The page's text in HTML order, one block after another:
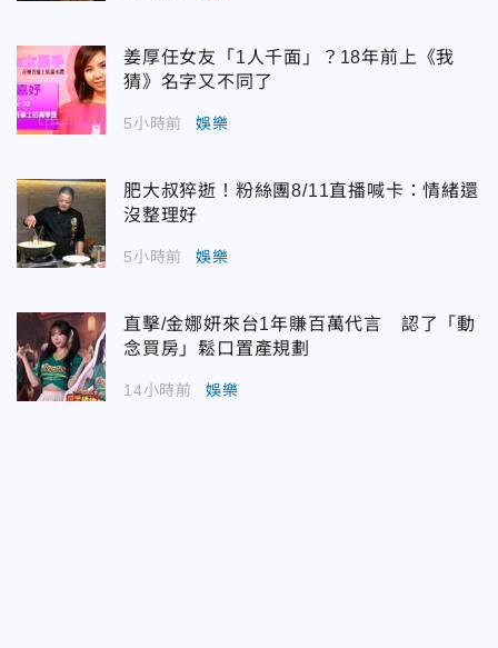
姜厚任女友「1人千面」？18年前上《我
猜》名字又不同了
5小時前 娛樂
肥大叔猝逝！粉絲團8/11直播喊卡：情緒還
沒整理好
5小時前 娛樂
直擊/金娜妍來台1年賺百萬代言 認了「動
念買房」鬆口置產規劃
14小時前 娛樂